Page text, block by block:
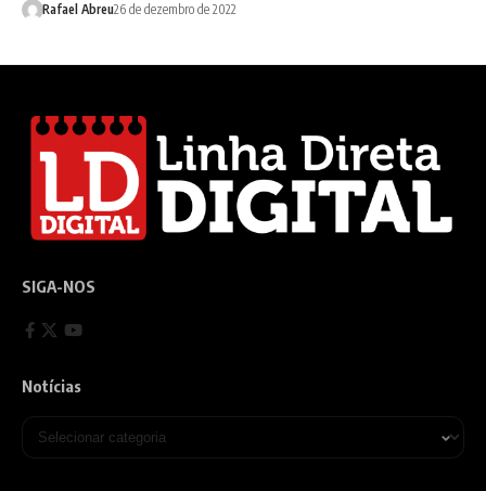
Rafael Abreu26 de dezembro de 2022
SIGA-NOS
Notícias